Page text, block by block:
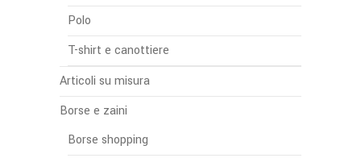
Polo
T-shirt e canottiere
Articoli su misura
Borse e zaini
Borse shopping